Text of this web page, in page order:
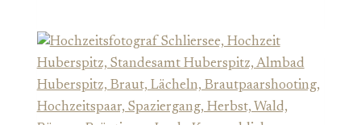
Almbad
Heiraten